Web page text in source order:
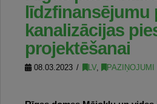
līdzfinansējumu
kanalizācijas
projektēšanai
08.03.2023 LV, PAZIŅOJUMI